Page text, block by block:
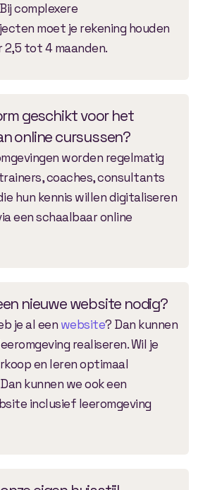
complexere
moet je rekening houden
2,5 tot 4 maanden.
geschikt voor het
online cursussen?
worden regelmatig
coaches, consultants
hun kennis willen digitaliseren
een schaalbaar online
nieuwe website nodig?
je al een website? Dan kunnen
realiseren. Wil je
en leren optimaal
kunnen we ook een
inclusief leeromgeving